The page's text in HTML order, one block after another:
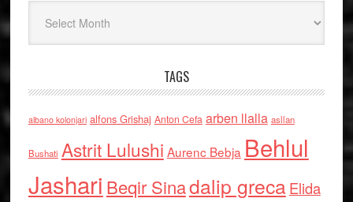
TAGS
albano kolonjari alfons Grishaj Anton Cefa arben llalla asllan
Bushati Astrit Lulushi Aurenc Bebja Behlul
Jashari Beqir Sinadalip grecaElida